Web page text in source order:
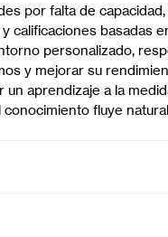
por falta de
calificaciones basadas
personalizado,
y mejorar su
un aprendizaje a la
fluye